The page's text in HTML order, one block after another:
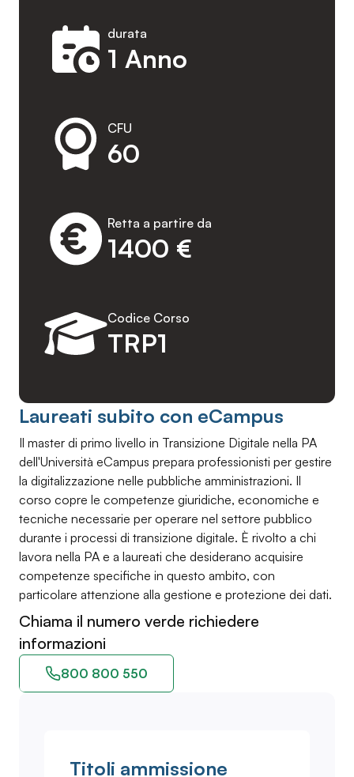
1 Anno
durata
60
CFU
1400 €
Retta a partire da
TRP1
Codice Corso
Laureati subito con eCampus
Il master di primo livello in Transizione Digitale nella PA
dell'Università eCampus prepara professionisti per gestire
la digitalizzazione nelle pubbliche amministrazioni. Il
corso copre le competenze giuridiche, economiche e
tecniche necessarie per operare nel settore pubblico
durante i processi di transizione digitale. È rivolto a chi
lavora nella PA e a laureati che desiderano acquisire
competenze specifiche in questo ambito, con
particolare attenzione alla gestione e protezione dei dati.
Chiama il numero verde richiedere
informazioni
800 800 550
Titoli ammissione